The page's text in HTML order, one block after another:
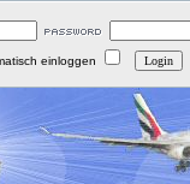
einloggen